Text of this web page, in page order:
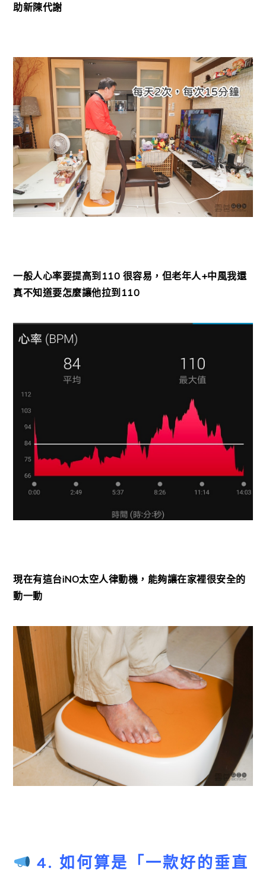
助新陳代謝
一般人心率要提高到110 很容易，但老年人+中風我還
真不知道要怎麼讓他拉到110
現在有這台iNO太空人律動機，能夠讓在家裡很安全的
動一動
4. 如何算是「一款好的垂直